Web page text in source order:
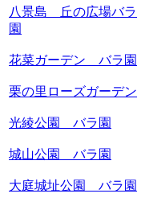
八景島 丘の広場バラ
園
花菜ガーデン バラ園
栗の里ローズガーデン
光綾公園 バラ園
城山公園 バラ園
大庭城址公園 バラ園